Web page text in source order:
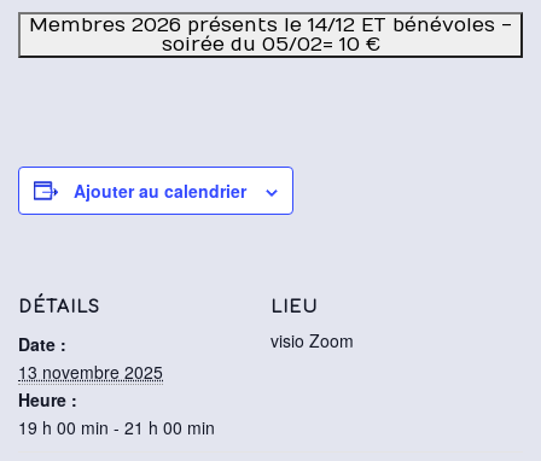
Membres 2026 présents le 14/12 ET bénévoles -
soirée du 05/02= 10 €
Ajouter au calendrier
DÉTAILS
Date :
13 novembre 2025
Heure :
19 h 00 min - 21 h 00 min
LIEU
visio Zoom